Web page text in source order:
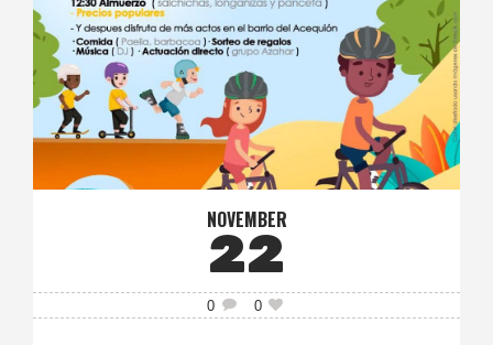
NOVEMBER
22
0 0